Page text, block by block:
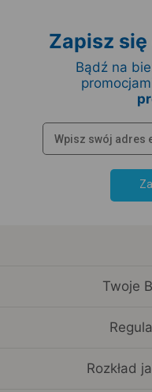
Zapisz
Bądź na
Twoje
Rozkład